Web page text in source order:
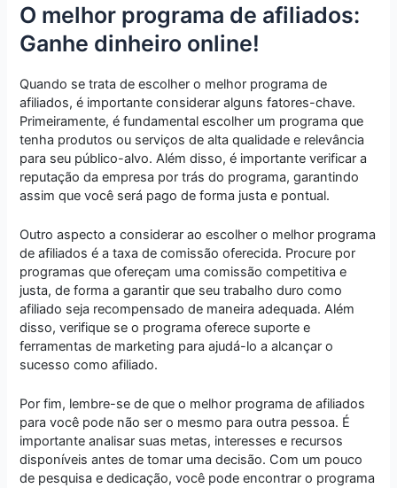
O melhor programa de afiliados:
Ganhe dinheiro online!
Quando se trata de escolher o melhor programa de
afiliados, é importante considerar alguns fatores-chave.
Primeiramente, é fundamental escolher um programa que
tenha produtos ou serviços de alta qualidade e relevância
para seu público-alvo. Além disso, é importante verificar a
reputação da empresa por trás do programa, garantindo
assim que você será pago de forma justa e pontual.
Outro aspecto a considerar ao escolher o melhor programa
de afiliados é a taxa de comissão oferecida. Procure por
programas que ofereçam uma comissão competitiva e
justa, de forma a garantir que seu trabalho duro como
afiliado seja recompensado de maneira adequada. Além
disso, verifique se o programa oferece suporte e
ferramentas de marketing para ajudá-lo a alcançar o
sucesso como afiliado.
Por fim, lembre-se de que o melhor programa de afiliados
para você pode não ser o mesmo para outra pessoa. É
importante analisar suas metas, interesses e recursos
disponíveis antes de tomar uma decisão. Com um pouco
de pesquisa e dedicação, você pode encontrar o programa